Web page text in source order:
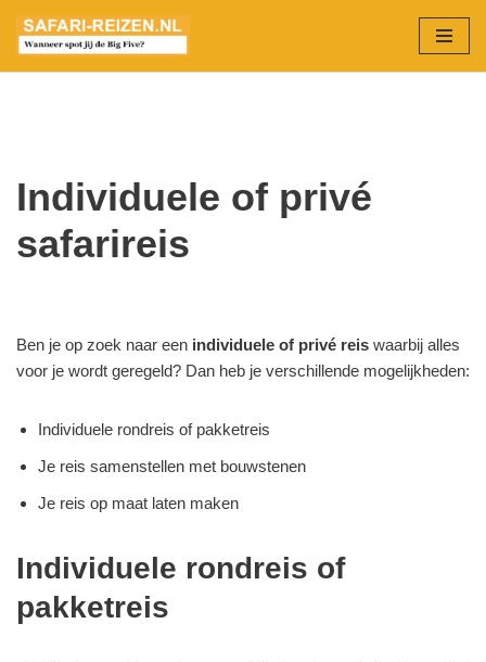
Ga
Individuele of privé
safarireis
Ben je op zoek naar een individuele of privé reis waarbij alles
voor je wordt geregeld? Dan heb je verschillende mogelijkheden:
Individuele rondreis of pakketreis
Je reis samenstellen met bouwstenen
Je reis op maat laten maken
Individuele rondreis of
pakketreis